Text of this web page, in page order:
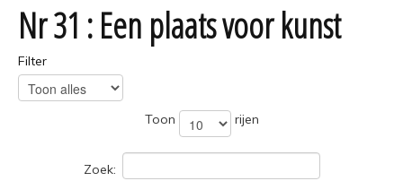
Nr 31 : Een plaats voor kunst
Filter
Toon rijen
Zoek: